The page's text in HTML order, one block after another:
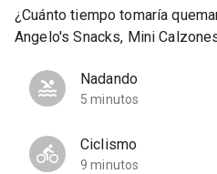
¿Cuánto tiempo tomaría
Angelo's Snacks, Mini
Nadando
5 minutos
Ciclismo
9 minutos